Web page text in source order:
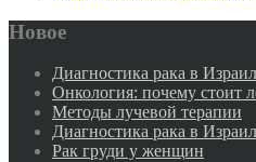
Новое
Диагностика рака в
Онкология: почему стоит
Методы лучевой терапии
Диагностика рака в
Рак груди у женщин